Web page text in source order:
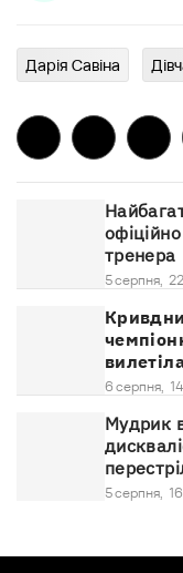
Дарія Савіна
тренера
5 серпня,
6 серпня,
Мудрик
5 серпня,